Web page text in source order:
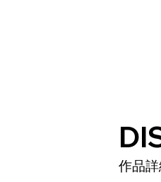
作品